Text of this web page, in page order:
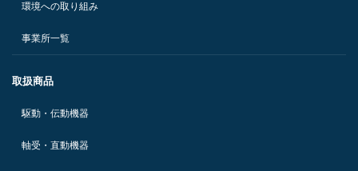
環境への取り組み
事業所一覧
取扱商品
駆動・伝動機器
軸受・直動機器